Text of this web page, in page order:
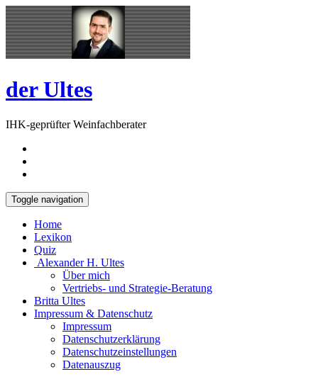
Skip
to
content
Open
Sidebar
der Ultes
IHK-geprüfter Weinfachberater
Toggle navigation
Home
Lexikon
Quiz
Alexander H. Ultes
Über mich
Vertriebs- und Strategie-Beratung
Britta Ultes
Impressum & Datenschutz
Impressum
Datenschutzerklärung
Datenschutzeinstellungen
Datenauszug